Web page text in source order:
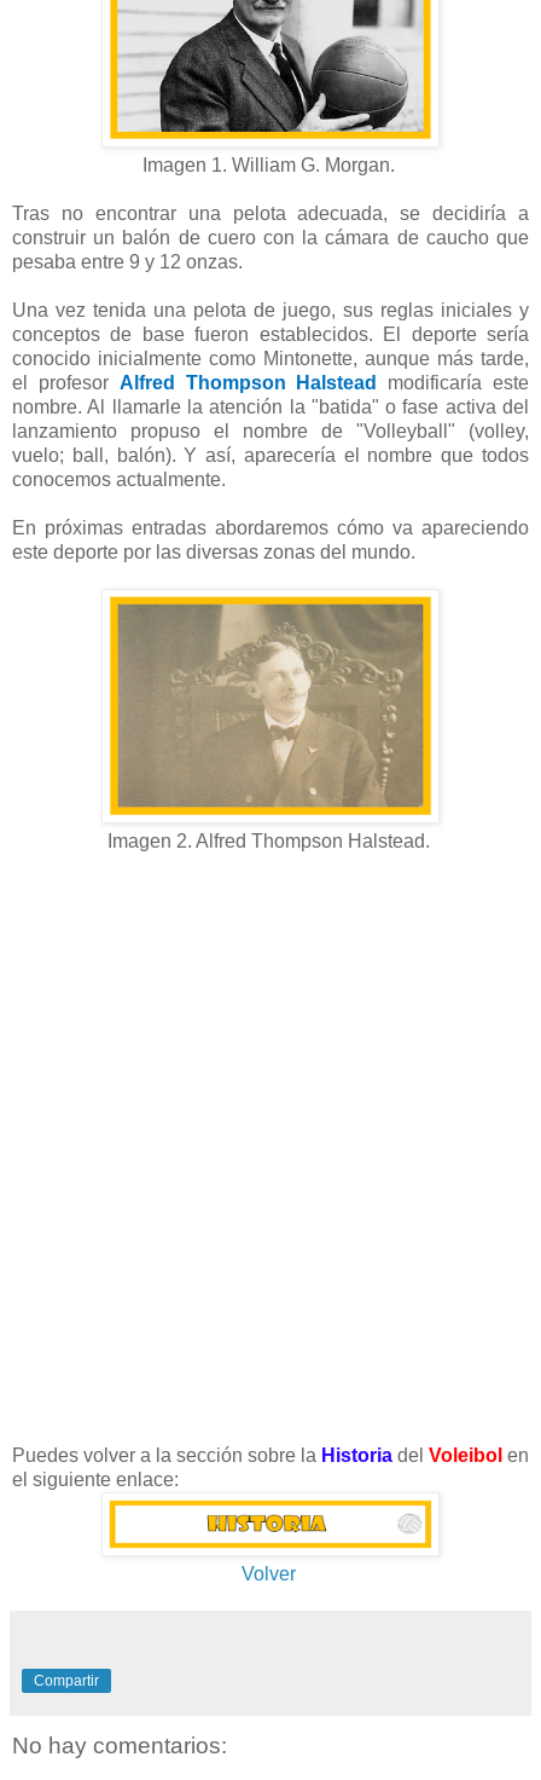
Imagen 1. William G. Morgan.
Tras no encontrar una pelota adecuada, se decidiría a
construir un balón de cuero con la cámara de caucho que
pesaba entre 9 y 12 onzas.
Una vez tenida una pelota de juego, sus reglas iniciales y
conceptos de base fueron establecidos. El deporte sería
conocido inicialmente como Mintonette, aunque más tarde,
el profesor Alfred Thompson Halstead
modificaría este
nombre. Al llamarle la atención la "batida" o fase activa del
lanzamiento propuso el nombre de "Volleyball" (volley,
vuelo; ball, balón). Y así, aparecería el nombre que todos
conocemos actualmente.
En próximas entradas abordaremos cómo va apareciendo
este deporte por las diversas zonas del mundo.
Imagen 2. Alfred Thompson Halstead.
Puedes volver a la sección sobre la Historia del Voleibol en
el siguiente enlace:
Volver
Compartir
No hay comentarios: